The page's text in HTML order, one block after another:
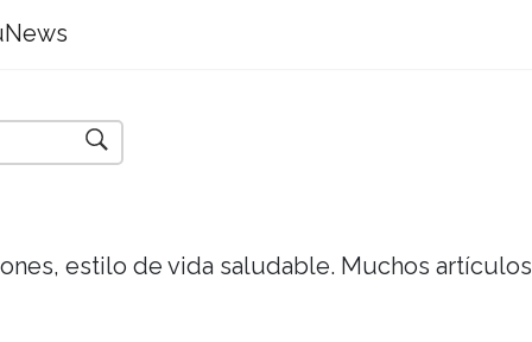
estilo de vida saludable. Muchos artículos